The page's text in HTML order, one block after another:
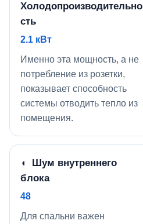
Холодопроизводительно
сть
2.1 кВт
Именно эта мощность, а не
потребление из розетки,
показывает способность
системы отводить тепло из
помещения.
◖ Шум внутреннего
блока
48
Для спальни важен